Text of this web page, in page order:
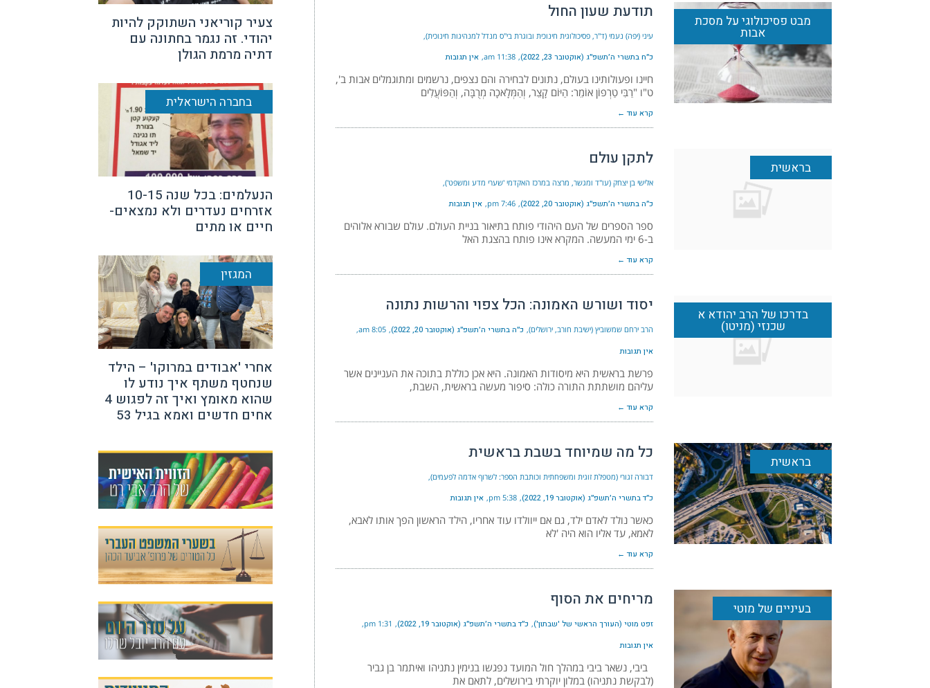
מבט פסיכולוגי על מסכת
אבות
תודעת שעון החול
עיני (יפה) נעמי (ד"ר, פסיכולוגית חינוכית ובוגרת בי"ס מנדל למנהיגות חינוכית)
כ״ח בתשרי ה׳תשפ״ג (אוקטובר 23, 2022) 11:38 am אין תגובות
חיינו ופעולותינו בעולם, נתונים לבחירה והם נצפים, נרשמים ומתוגמלים אבות ב',
ט"ו "רַבִּי טַרְפוֹן אוֹמֵר: הַיּוֹם קָצֵר, וְהַמְּלָאכָה מְרֻבָּה, וְהַפּוֹעֲלִים
קרא עוד ←
בראשית לתקן עולם
אלישי בן יצחק (עו"ד ומגשר, מרצה במרכז האקדמי 'שערי מדע ומשפט')
כ״ה בתשרי ה׳תשפ״ג (אוקטובר 20, 2022) 7:46 pm אין תגובות
ספר הספרים של העם היהודי פותח בתיאור בניית העולם. עולם שבורא אלוהים
ב-6 ימי המעשה. המקרא אינו פותח בהצגת האל
קרא עוד ←
בדרכו של הרב יהודא א
שכנזי (מניטו)
יסוד ושורש האמונה: הכל צפוי והרשות נתונה
הרב ירחם שמשוביץ (ישיבת חורב, ירושלים) כ״ה בתשרי ה׳תשפ״ג (אוקטובר 20, 2022) 8:05 am
אין תגובות
פרשת בראשית היא מיסודות האמונה. היא אכן כוללת בתוכה את העניינים אשר
עליהם מושתתת התורה כולה: סיפור מעשה בראשית, השבת,
קרא עוד ←
בראשית כל מה שמיוחד בשבת בראשית
דבורה זגורי (מטפלת זוגית ומשפחתית וכותבת הספר: לשרוף אדמה לפעמים)
כ״ד בתשרי ה׳תשפ״ג (אוקטובר 19, 2022) 5:38 pm אין תגובות
כאשר נולד לאדם ילד, גם אם ייוולדו עוד אחריו, הילד הראשון הפך אותו לאבא,
לאמא, עד אליו הוא היה 'לא
קרא עוד ←
בעיניים של מוטי מריחים את הסוף
זפט מוטי (העורך הראשי של 'שבתון') כ״ד בתשרי ה׳תשפ״ג (אוקטובר 19, 2022) 1:31 pm
אין תגובות
ביבי, נשאר ביבי במהלך חול המועד נפגשו בנימין נתניהו ואיתמר בן גביר
(לבקשת נתניהו) במלון יוקרתי בירושלים, לתאם את
צעיר קוריאני השתוקק להיות
יהודי. זה נגמר בחתונה עם
דתיה מרמת הגולן
בחברה הישראלית
הנעלמים: בכל שנה 10-15
אזרחים נעדרים ולא נמצאים-
חיים או מתים
המגזין
אחרי 'אבודים במרוקו' – הילד
שנחטף משתף איך נודע לו
שהוא מאומץ ואיך זה לפגוש 4
אחים חדשים ואמא בגיל 53